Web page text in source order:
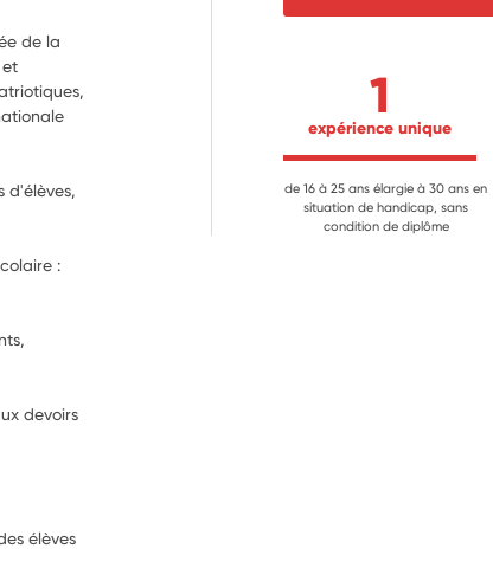
de la
et
d'élèves,
:
devoirs
élèves
1
expérience unique
de 16 à 25 ans élargie à 30 ans en
situation de handicap, sans
condition de diplôme